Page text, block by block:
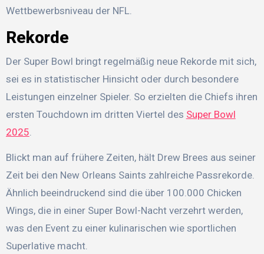
Wettbewerbsniveau der NFL.
Rekorde
Der Super Bowl bringt regelmäßig neue Rekorde mit sich,
sei es in statistischer Hinsicht oder durch besondere
Leistungen einzelner Spieler. So erzielten die Chiefs ihren
ersten Touchdown im dritten Viertel des Super Bowl
2025
Blickt man auf frühere Zeiten, hält Drew Brees aus seiner
Zeit bei den New Orleans Saints zahlreiche Passrekorde.
Ähnlich beeindruckend sind die über 100.000 Chicken
Wings, die in einer Super Bowl-Nacht verzehrt werden,
was den Event zu einer kulinarischen wie sportlichen
Superlative macht.